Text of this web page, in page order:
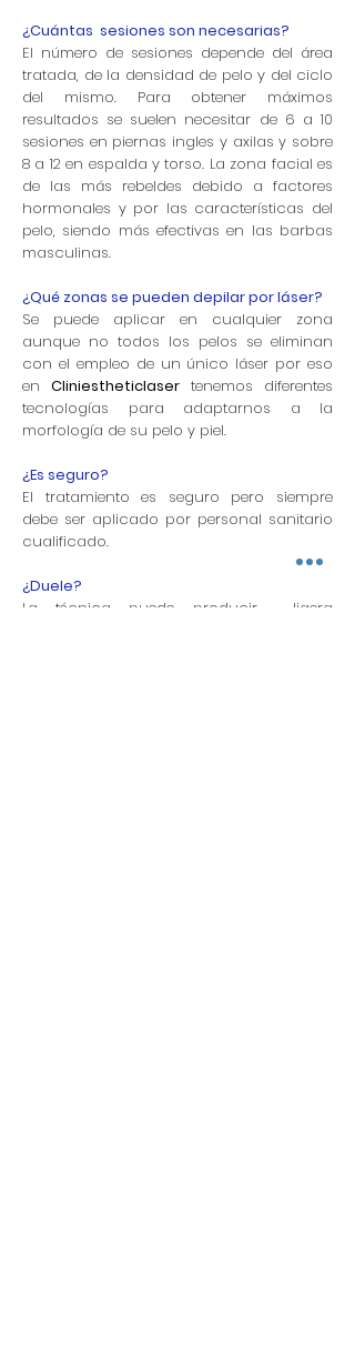
¿Cuántas sesiones son necesarias?
El número de sesiones depende del área
tratada, de la densidad de pelo y del ciclo
del mismo. Para obtener máximos
resultados se suelen necesitar de 6 a 10
sesiones en piernas ingles y axilas y sobre
8 a 12 en espalda y torso. La zona facial es
de las más rebeldes debido a factores
hormonales y por las características del
pelo, siendo más efectivas en las barbas
masculinas.
¿Qué zonas se pueden depilar por láser?
Se puede aplicar en cualquier zona
aunque no todos los pelos se eliminan
con el empleo de un único láser por eso
en Cliniestheticlaser tenemos diferentes
tecnologías para adaptarnos a la
morfología de su pelo y piel.
¿Es seguro?
El tratamiento es seguro pero siempre
debe ser aplicado por personal sanitario
cualificado.
¿Duele?
La técnica puede producir ligera